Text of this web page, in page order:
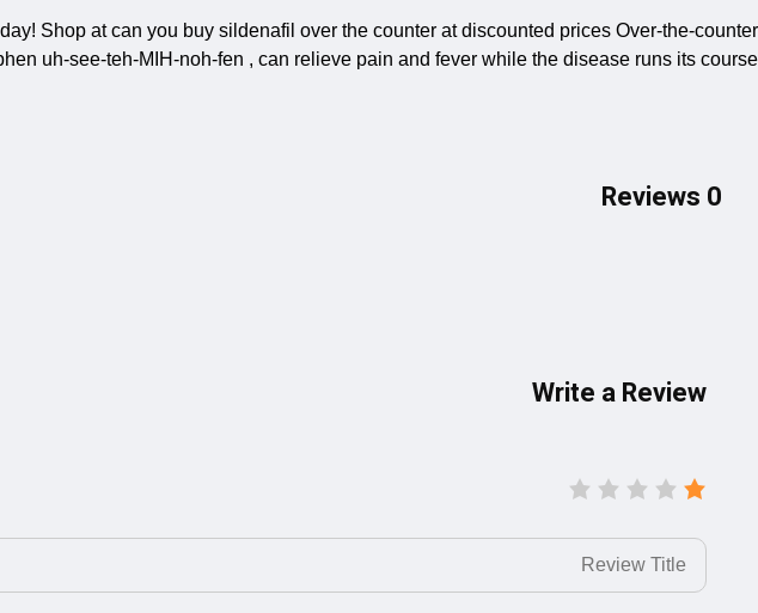
Shop at can you buy sildenafil over the counter at discounted prices Over-the-counter
uh-see-teh-MIH-noh-fen , can relieve pain and fever while the disease runs its course.
0 Reviews
Write a Review